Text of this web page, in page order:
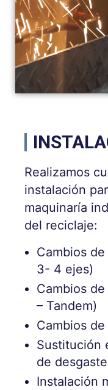
Realizamos
instalación
maquinaría
del reciclaje:
Cambios
3- 4 ejes)
Cambios
– Tandem)
Cambios
Sustitución
de desgaste
Instalación